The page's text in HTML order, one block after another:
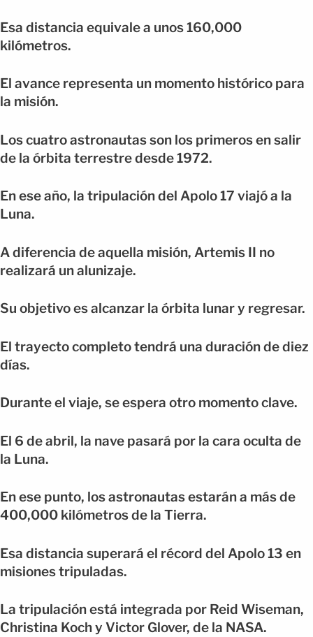
Esa distancia equivale a unos 160,000
kilómetros.
El avance representa un momento histórico para
la misión.
Los cuatro astronautas son los primeros en salir
de la órbita terrestre desde 1972.
En ese año, la tripulación del Apolo 17 viajó a la
Luna.
A diferencia de aquella misión, Artemis II no
realizará un alunizaje.
Su objetivo es alcanzar la órbita lunar y regresar.
El trayecto completo tendrá una duración de diez
días.
Durante el viaje, se espera otro momento clave.
El 6 de abril, la nave pasará por la cara oculta de
la Luna.
En ese punto, los astronautas estarán a más de
400,000 kilómetros de la Tierra.
Esa distancia superará el récord del Apolo 13 en
misiones tripuladas.
La tripulación está integrada por Reid Wiseman,
Christina Koch y Victor Glover, de la NASA.